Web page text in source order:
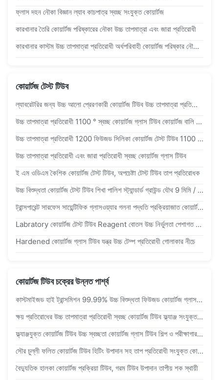
ফ্লাস দহন নৌকা বিজ্ঞান ল্যাব কাচপাত্র স্বচ্ছ সংযুক্ত কোয়ার্টজ
কারখানার তৈরি কোয়ার্টজ পরিষ্কারের নৌকা উচ্চ তাপমাত্রা এবং জারা প্রতিরোধী
কারখানার কাস্টম উচ্চ তাপমাত্রা প্রতিরোধী অর্ধপরিবাহী কোয়ার্টজ পরিষ্কার নৌকা Annealing নৌকা
কোয়ার্টজ টেস্ট টিউব
ল্যাবরেটরির জন্য উচ্চ আলো প্রেরণকারী কোয়ার্টজ টিউব উচ্চ তাপমাত্রা প্রতিরোধী কোয়ার্টজ টেস্ট টিউব
উচ্চ তাপমাত্রা প্রতিরোধী 1100 ° স্বচ্ছ কোয়ার্টজ গ্লাস টিউব কোয়ার্টজ বালি কোর টিউব
উচ্চ তাপমাত্রা প্রতিরোধী 1200 ফিউজড সিলিকা কোয়ার্টজ টেস্ট টিউব 1100 °C কাজের তাপমাত্রা এবং 99.99% sio2 সামগ্রী সহ
উচ্চ তাপমাত্রা প্রতিরোধী এবং জারা প্রতিরোধী স্বচ্ছ কোয়ার্টজ গ্লাস টিউব
ই এম ওডিএম কৈশিক কোয়ার্টজ টেস্ট টিউব, অপচেষ্টা টেস্ট টিউব তাপ প্রতিরোধক
উচ্চ বিশুদ্ধতা কোয়ার্টজ টেস্ট টিউব শিখা পালিশ স্ট্যান্ডার্ড গ্রাউন্ড যৌথ 9 মিমি / 14 মিমি
ট্রান্সপারেন্ট সারফেস সায়েন্টিফিক গ্লাসওয়্যার গলনা পদ্ধতি প্রক্রিয়াজাত কোয়ার্টজ টেস্ট টিউব চালিয়ে যান
Labratory কোয়ার্টজ টেস্ট টিউব Reagent বোতল উচ্চ নির্ভুলতা পেশাগত নকশা
Hardened কোয়ার্টজ গ্লাস টিউব যন্ত্র উচ্চ টেম্প প্রতিরোধী গোলাকার নীচে
কোয়ার্টজ টিউব চক্রের উন্নত পার্শ্ব
কাস্টমাইজড হাই ট্রান্সমিশন 99.99% উচ্চ বিশুদ্ধতা ফিউজড কোয়ার্টজ গ্লাস টিউব কোয়ার্টজ ফ্ল্যাঞ্জ টিউব
ক্ষয় প্রতিরোধের উচ্চ তাপমাত্রা প্রতিরোধী স্বচ্ছ কোয়ার্টজ টিউব ফ্ল্যাঞ্জ সংযুক্ত কোয়ার্টজ গ্লাস টিউব
ফ্ল্যাঞ্জযুক্ত কোয়ার্টজ টিউব উচ্চ স্বচ্ছতা কোয়ার্টজ গ্লাস টিউব শিল্প ও পরীক্ষাগার বিশেষ টিউবিং
সৌর চুল্লী ফলিত কোয়ার্টজ টিউব হিটিং উপাদান সহ তাপ প্রতিরোধী সংযুক্ত কোয়ার্টজ গ্লাস টিউব প্রয়োগ
বৈদ্যুতিক হালকা কোয়ার্টজ প্রক্রিয়া টিউব, গরম টিউব উপাদান তাপীয় শক স্থায়ী